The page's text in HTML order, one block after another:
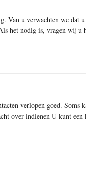
Van u verwachten we dat
het nodig is, vragen wij
verlopen goed. Soms
over indienen U kunt